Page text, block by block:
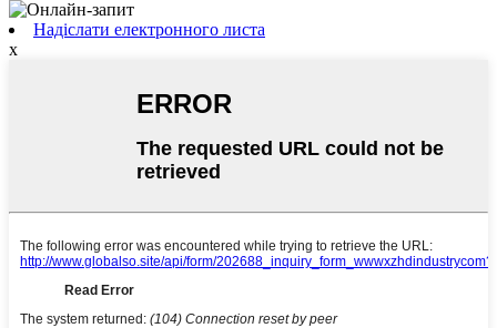
Надіслати електронного листа
x